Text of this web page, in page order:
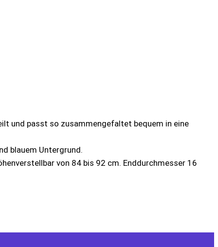
und passt so zusammengefaltet bequem in eine
blauem Untergrund.
von 84 bis 92 cm. Enddurchmesser 16